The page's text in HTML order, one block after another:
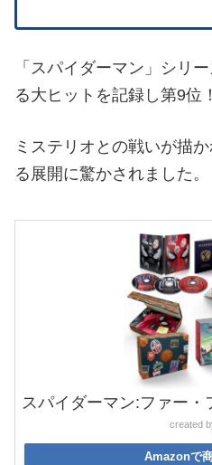
「スパイダーマン」シリ
る大ヒットを記録し第9位！
ミステリオとの戦いが描
る展開に驚かされました。
スパイダーマン:ファー・
created
Amazonで